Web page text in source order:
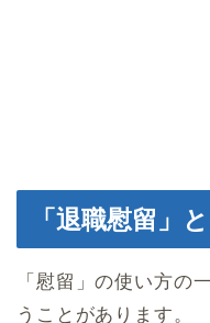
「退職慰留」
「慰留」の使い方の
うことがあります。